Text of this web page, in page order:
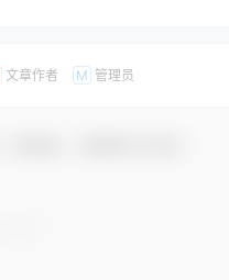
文章作者 M 管理员